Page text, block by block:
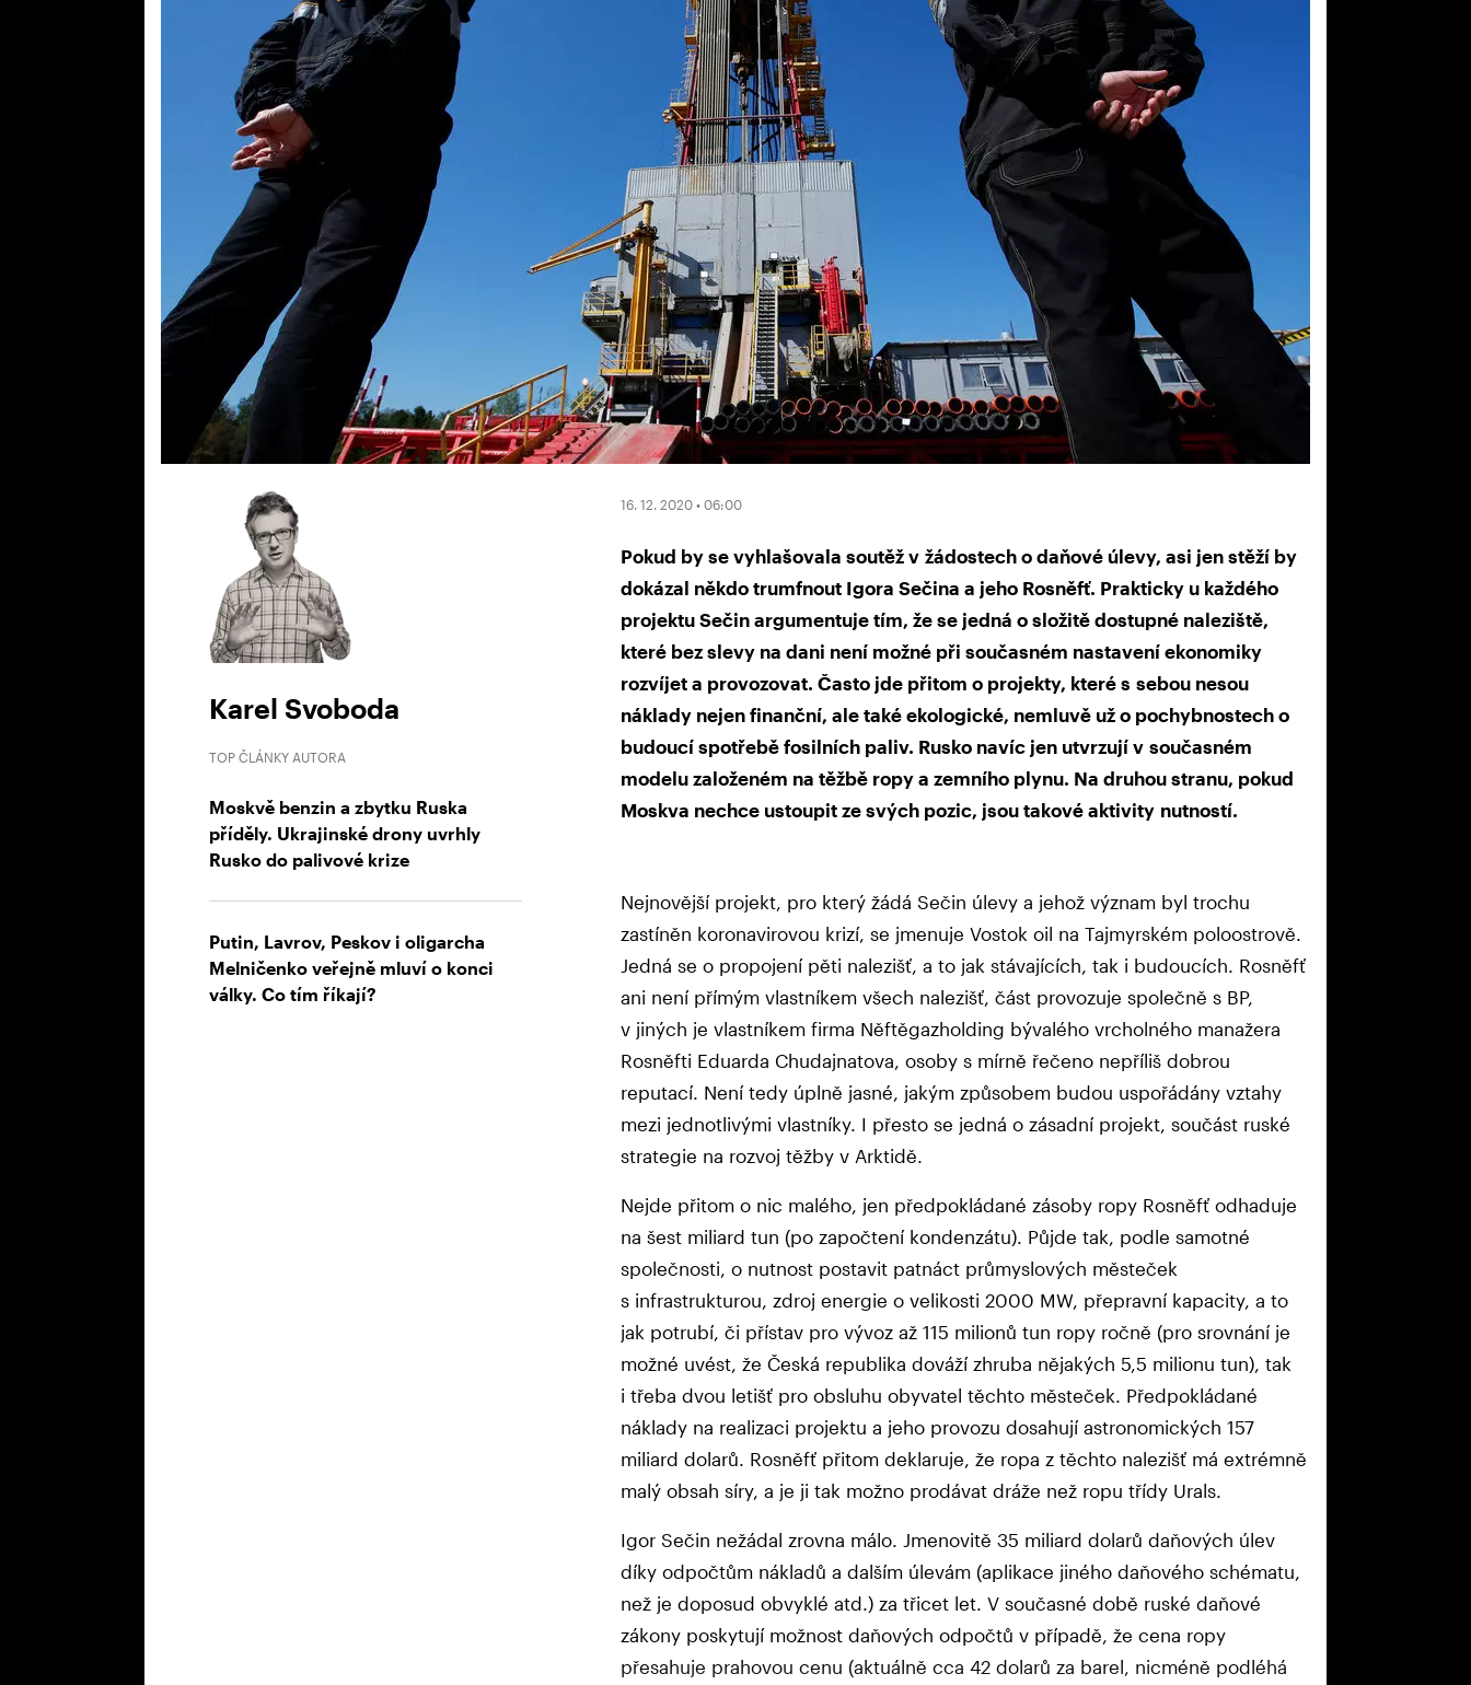
Karel Svoboda
TOP ČLÁNKY AUTORA
Moskvě benzin a zbytku Ruska
příděly. Ukrajinské drony uvrhly
Rusko do palivové krize
Putin, Lavrov, Peskov i oligarcha
Melničenko veřejně mluví o konci
války. Co tím říkají?
16. 12. 2020 • 06:00
Pokud by se vyhlašovala soutěž v žádostech o daňové úlevy, asi jen stěží by
dokázal někdo trumfnout Igora Sečina a jeho Rosněfť. Prakticky u každého
projektu Sečin argumentuje tím, že se jedná o složitě dostupné naleziště,
které bez slevy na dani není možné při současném nastavení ekonomiky
rozvíjet a provozovat. Často jde přitom o projekty, které s sebou nesou
náklady nejen finanční, ale také ekologické, nemluvě už o pochybnostech o
budoucí spotřebě fosilních paliv. Rusko navíc jen utvrzují v současném
modelu založeném na těžbě ropy a zemního plynu. Na druhou stranu, pokud
Moskva nechce ustoupit ze svých pozic, jsou takové aktivity nutností.
Nejnovější projekt, pro který žádá Sečin úlevy a jehož význam byl trochu
zastíněn koronavirovou krizí, se jmenuje Vostok oil na Tajmyrském poloostrově.
Jedná se o propojení pěti nalezišť, a to jak stávajících, tak i budoucích. Rosněfť
ani není přímým vlastníkem všech nalezišť, část provozuje společně s BP,
v jiných je vlastníkem firma Něftěgazholding bývalého vrcholného manažera
Rosněfti Eduarda Chudajnatova, osoby s mírně řečeno nepříliš dobrou
reputací. Není tedy úplně jasné, jakým způsobem budou uspořádány vztahy
mezi jednotlivými vlastníky. I přesto se jedná o zásadní projekt, součást ruské
strategie na rozvoj těžby v Arktidě.
Nejde přitom o nic malého, jen předpokládané zásoby ropy Rosněfť odhaduje
na šest miliard tun (po započtení kondenzátu). Půjde tak, podle samotné
společnosti, o nutnost postavit patnáct průmyslových městeček
s infrastrukturou, zdroj energie o velikosti 2000 MW, přepravní kapacity, a to
jak potrubí, či přístav pro vývoz až 115 milionů tun ropy ročně (pro srovnání je
možné uvést, že Česká republika dováží zhruba nějakých 5,5 milionu tun), tak
i třeba dvou letišť pro obsluhu obyvatel těchto městeček. Předpokládané
náklady na realizaci projektu a jeho provozu dosahují astronomických 157
miliard dolarů. Rosněfť přitom deklaruje, že ropa z těchto nalezišť má extrémně
malý obsah síry, a je ji tak možno prodávat dráže než ropu třídy Urals.
Igor Sečin nežádal zrovna málo. Jmenovitě 35 miliard dolarů daňových úlev
díky odpočtům nákladů a dalším úlevám (aplikace jiného daňového schématu,
než je doposud obvyklé atd.) za třicet let. V současné době ruské daňové
zákony poskytují možnost daňových odpočtů v případě, že cena ropy
přesahuje prahovou cenu (aktuálně cca 42 dolarů za barel, nicméně podléhá